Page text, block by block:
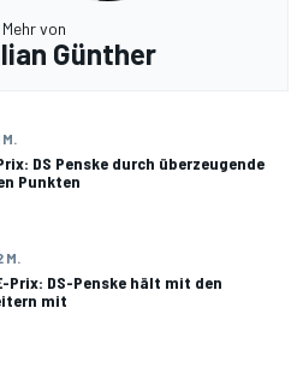
Mehr von
Günther
M.
DS Penske durch überzeugende
Punkten
M.
Prix: DS-Penske hält mit den
mit